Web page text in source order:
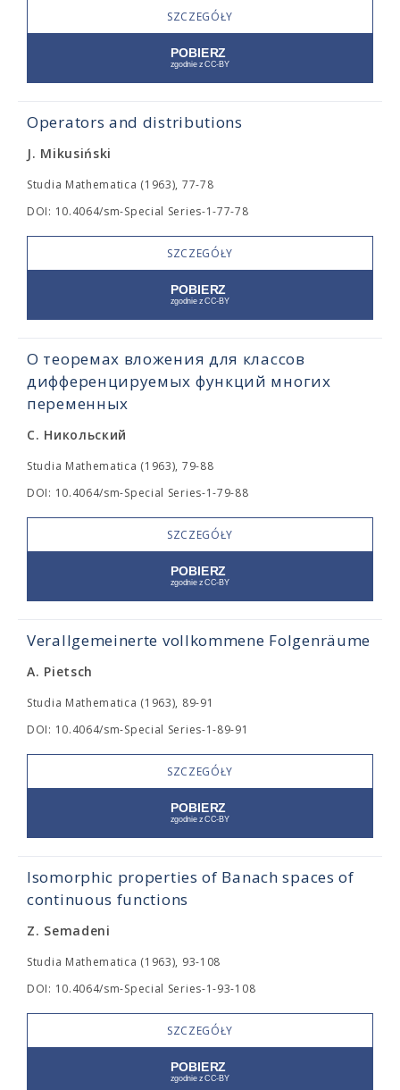
SZCZEGÓŁY
Operators and distributions
J. Mikusiński
Studia Mathematica (1963), 77-78
DOI: 10.4064/sm-Special Series-1-77-78
SZCZEGÓŁY
О теоремах вложения для классов
дифференцируемых функций многих
переменных
С. Никольский
Studia Mathematica (1963), 79-88
DOI: 10.4064/sm-Special Series-1-79-88
SZCZEGÓŁY
Verallgemeinerte vollkommene Folgenräume
A. Pietsch
Studia Mathematica (1963), 89-91
DOI: 10.4064/sm-Special Series-1-89-91
SZCZEGÓŁY
Isomorphic properties of Banach spaces of
continuous functions
Z. Semadeni
Studia Mathematica (1963), 93-108
DOI: 10.4064/sm-Special Series-1-93-108
SZCZEGÓŁY